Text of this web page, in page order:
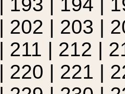
| 193 | 194 |
| 202 | 203 |
| 211 | 212 |
| 220 | 221 |